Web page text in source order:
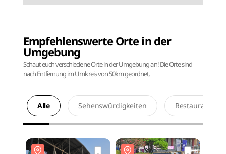
Empfehlenswerte Orte in der
Umgebung
Schaut euch verschiedene Orte in der Umgebung an! Die Orte sind
nach Entfernung im Umkreis von 50km geordnet.
Alle Sehenswürdigkeiten Restaurants